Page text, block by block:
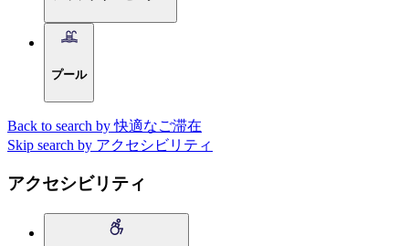
プール
Back to search by 快適なご滞在
Skip search by アクセシビリティ
アクセシビリティ